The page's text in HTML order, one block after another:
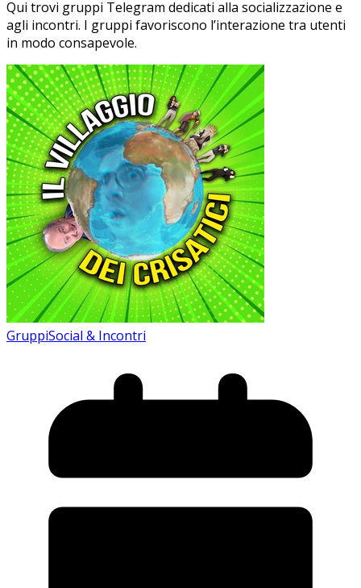
Qui trovi gruppi Telegram dedicati alla socializzazione e
agli incontri. I gruppi favoriscono l’interazione tra utenti
in modo consapevole.
GruppiSocial & Incontri